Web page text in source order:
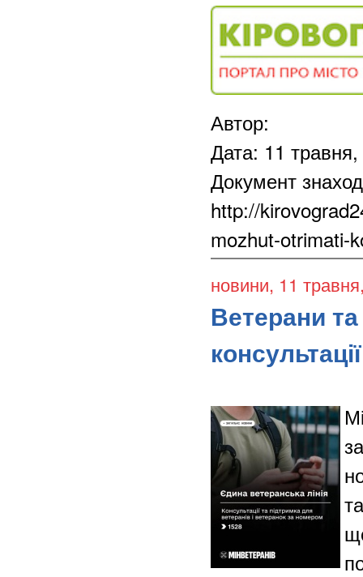
Автор:
Дата: 11
Документ
http://
mozhut-otrimati-
новини, 11
Ветерани